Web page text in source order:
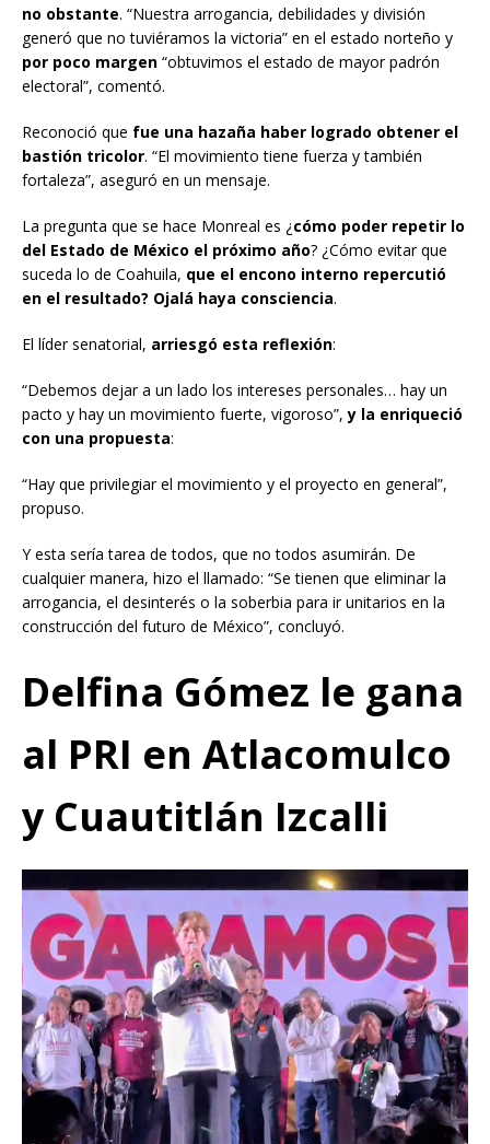
no obstante. “Nuestra arrogancia, debilidades y división
generó que no tuviéramos la victoria” en el estado norteño y
por poco margen “obtuvimos el estado de mayor padrón
electoral”, comentó.
Reconoció que fue una hazaña haber logrado obtener el
bastión tricolor. “El movimiento tiene fuerza y también
fortaleza”, aseguró en un mensaje.
La pregunta que se hace Monreal es ¿cómo poder repetir lo
del Estado de México el próximo año? ¿Cómo evitar que
suceda lo de Coahuila, que el encono interno repercutió
en el resultado? Ojalá haya consciencia.
El líder senatorial, arriesgó esta reflexión:
“Debemos dejar a un lado los intereses personales… hay un
pacto y hay un movimiento fuerte, vigoroso”,y la enriqueció
con una propuesta:
“Hay que privilegiar el movimiento y el proyecto en general”,
propuso.
Y esta sería tarea de todos, que no todos asumirán. De
cualquier manera, hizo el llamado: “Se tienen que eliminar la
arrogancia, el desinterés o la soberbia para ir unitarios en la
construcción del futuro de México”, concluyó.
Delfina Gómez le gana
al PRI en Atlacomulco
y Cuautitlán Izcalli